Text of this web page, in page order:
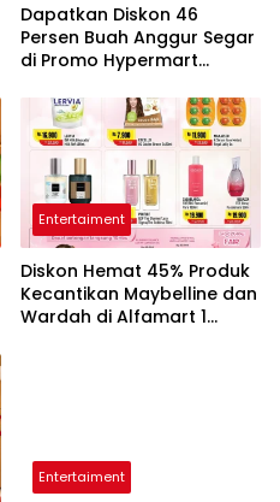
Dapatkan Diskon 46
Persen Buah Anggur Segar
di Promo Hypermart
Entertaiment
Diskon Hemat 45% Produk
Kecantikan Maybelline dan
Wardah di Alfamart 1
Entertaiment